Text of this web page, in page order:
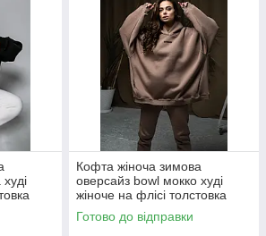
Кофта жіноча зимова
оверсайз bowl мокко худі
жіноче на флісі толстовка
тепла
Готово до відправки